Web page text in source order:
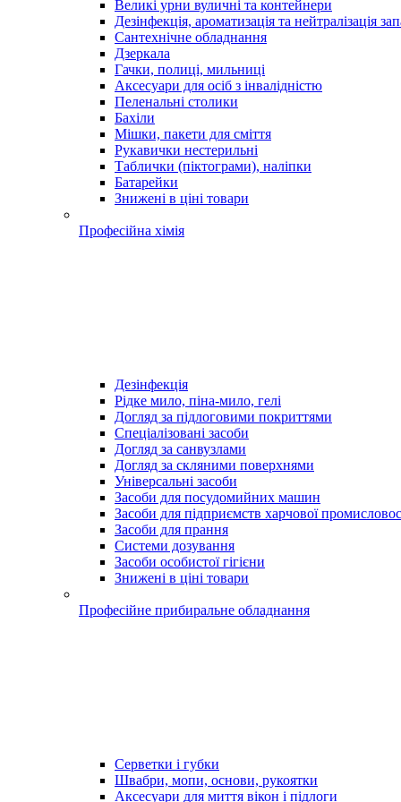
Великі урни вуличні та контейнери
Дезінфекція, ароматизація та нейтралізація
Сантехнічне обладнання
Дзеркала
Гачки, полиці, мильниці
Аксесуари для осіб з інвалідністю
Пеленальні столики
Бахіли
Мішки, пакети для сміття
Рукавички нестерильні
Таблички (піктограми), наліпки
Батарейки
Знижені в ціні товари
Професійна хімія
Дезінфекція
Рідке мило, піна-мило, гелі
Догляд за підлоговими покриттями
Спеціалізовані засоби
Догляд за санвузлами
Догляд за скляними поверхнями
Універсальні засоби
Засоби для посудомийних машин
Засоби для підприємств харчової
Засоби для прання
Системи дозування
Засоби особистої гігієни
Знижені в ціні товари
Професійне прибиральне обладнання
Серветки і губки
Швабри, мопи, основи, рукоятки
Аксесуари для миття вікон і підлоги